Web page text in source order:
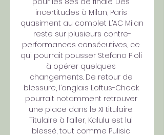
incertitudes à Milan, Paris
quasiment au complet L’AC Milan
reste sur plusieurs contre-
performances consécutives, ce
qui pourrait pousser Stefano Pioli
à opérer quelques
changements. De retour de
blessure, l’anglais Loftus-Cheek
pourrait notamment retrouver
une place dans le XI titulaire.
Titulaire à l’aller, Kalulu est lui
blessé, tout comme Pulisic